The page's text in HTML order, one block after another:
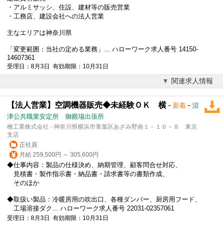
・アルミサッシ、住設、建材等の販売営業
・工務店、建設会社への法人営業
主なエリアは神奈川県
「変更範囲：当社の定める業務」... ハローワーク求人番号 14150-
14607361
受理日：8月3日 有効期限：10月31日
関連求人情報
【法人営業】空調機器販売◆未経験ＯＫ 横- 新着 - 沼
津公共職業安定所 御殿場出張所
檜工業株式会社 - 神奈川県横浜市青葉区あざみ野南１－１６－８ 東京
支店
正社員
月給 259,500円 ～ 305,600円
◆仕事内容：製品の仕様決め、納期管理、顧客問合せ対応、
見積書・製作指示書・納品書・請求書等の書類作成、
そのほか
◆取扱い製品：冷暖房用の吹出口、各種ダンパー、厨房用フード、
工場溶接ダク... ハローワーク求人番号 22031-02357061
受理日：8月3日 有効期限：10月31日